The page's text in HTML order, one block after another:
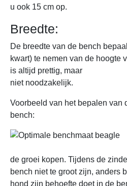
u ook 15 cm op.
Breedte:
De breedte van de bench
kwart) te nemen van de hoogte
is altijd prettig, maar
niet noodzakelijk.
Voorbeeld van het bepalen van
bench:
de groei kopen. Tijdens de
bench niet te groot zijn, anders
hond zijn behoefte doet in de